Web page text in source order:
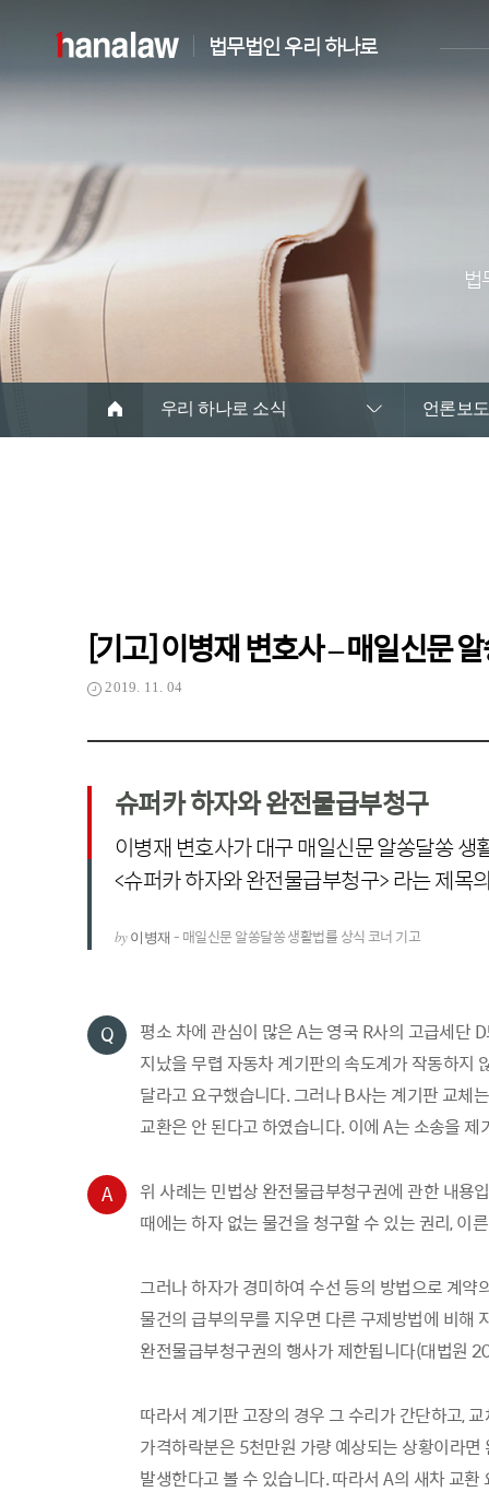
법무법인 우리 하나로
법
우리 하나로 소식 언론보도
[기고] 이병재 변호사 – 매일신문
2019. 11. 04
슈퍼카 하자와 완전물급부청구
이병재 변호사가 대구 매일신문 알쏭달쏭 생
<슈퍼카 하자와 완전물급부청구> 라는 제목
by 이병재 - 매일신문 알쏭달쏭 생활법률 상식 코너 기고
Q
평소 차에 관심이 많은 A는 영국 R사의 고급세단
지났을 무렵 자동차 계기판의 속도계가 작동하지
달라고 요구했습니다. 그러나 B사는 계기판 교체
교환은 안 된다고 하였습니다. 이에 A는 소송을
A
위 사례는 민법상 완전물급부청구권에 관한 내
때에는 하자 없는 물건을 청구할 수 있는 권리, 이
그러나 하자가 경미하여 수선 등의 방법으로 계
물건의 급부의무를 지우면 다른 구제방법에 비해
완전물급부청구권의 행사가 제한됩니다(대법원
따라서 계기판 고장의 경우 그 수리가 간단하고,
가격하락분은 5천만원 가량 예상되는 상황이라
발생한다고 볼 수 있습니다. 따라서 A의 새차 교